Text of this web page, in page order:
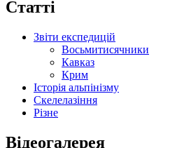
Статті
Звіти експедицій
Восьмитисячники
Кавказ
Крим
Історія альпінізму
Скелелазіння
Різне
Відеогалерея